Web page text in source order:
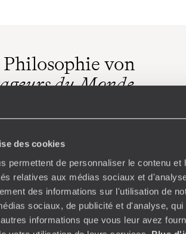
des cookies
permettent de personnaliser le contenu et
relatives aux médias sociaux et
des informations sur l'utilisation de
sociaux, de publicité et d'analyse,
informations que vous leur avez
von
du Monde
Wünschen,